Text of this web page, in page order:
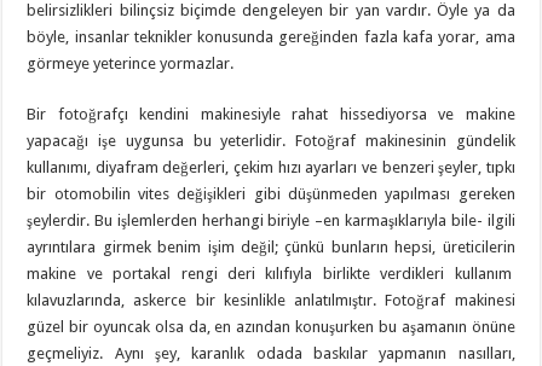
belirsizlikleri bilinçsiz biçimde dengeleyen bir yan vardır. Öyle ya da
böyle, insanlar teknikler konusunda gereğinden fazla kafa yorar, ama
görmeye yeterince yormazlar.
Bir fotoğrafçı kendini makinesiyle rahat hissediyorsa ve makine
yapacağı işe uygunsa bu yeterlidir. Fotoğraf makinesinin gündelik
kullanımı, diyafram değerleri, çekim hızı ayarları ve benzeri şeyler, tıpkı
bir otomobilin vites değişikleri gibi düşünmeden yapılması gereken
şeylerdir. Bu işlemlerden herhangi biriyle –en karmaşıklarıyla bile- ilgili
ayrıntılara girmek benim işim değil; çünkü bunların hepsi, üreticilerin
makine ve portakal rengi deri kılıfıyla birlikte verdikleri kullanım
kılavuzlarında, askerce bir kesinlikle anlatılmıştır. Fotoğraf makinesi
güzel bir oyuncak olsa da, en azından konuşurken bu aşamanın önüne
geçmeliyiz. Aynı şey, karanlık odada baskılar yapmanın nasılları,